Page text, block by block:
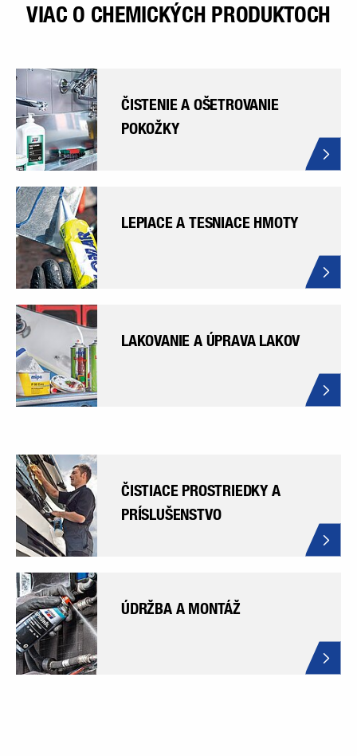
VIAC O CHEMICKÝCH PRODUKTOCH
ČISTENIE A OŠETROVANIE
POKOŽKY
LEPIACE A TESNIACE HMOTY
LAKOVANIE A ÚPRAVA LAKOV
ČISTIACE PROSTRIEDKY A
PRÍSLUŠENSTVO
ÚDRŽBA A MONTÁŽ